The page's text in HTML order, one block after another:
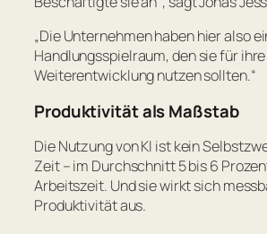
„Die Unternehmen haben hier also
Handlungsspielraum, den sie für ihre
Weiterentwicklung nutzen sollten.“
Produktivität als Maßstab
Die Nutzung von KI ist kein
Zeit – im Durchschnitt 5 bis 6
Arbeitszeit. Und sie wirkt sich
Produktivität aus.